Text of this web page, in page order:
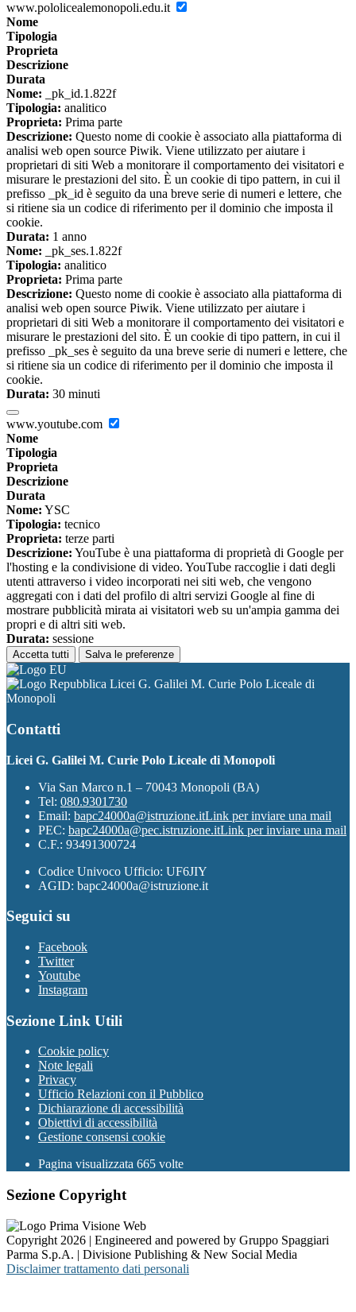
www.pololicealemonopoli.edu.it
Nome
Tipologia
Proprieta
Descrizione
Durata
Nome: _pk_id.1.822f
Tipologia: analitico
Proprieta: Prima parte
Descrizione: Questo nome di cookie è associato alla piattaforma di
analisi web open source Piwik. Viene utilizzato per aiutare i
proprietari di siti Web a monitorare il comportamento dei visitatori e
misurare le prestazioni del sito. È un cookie di tipo pattern, in cui il
prefisso _pk_id è seguito da una breve serie di numeri e lettere, che
si ritiene sia un codice di riferimento per il dominio che imposta il
cookie.
Durata: 1 anno
Nome: _pk_ses.1.822f
Tipologia: analitico
Proprieta: Prima parte
Descrizione: Questo nome di cookie è associato alla piattaforma di
analisi web open source Piwik. Viene utilizzato per aiutare i
proprietari di siti Web a monitorare il comportamento dei visitatori e
misurare le prestazioni del sito. È un cookie di tipo pattern, in cui il
prefisso _pk_ses è seguito da una breve serie di numeri e lettere, che
si ritiene sia un codice di riferimento per il dominio che imposta il
cookie.
Durata: 30 minuti
www.youtube.com
Nome
Tipologia
Proprieta
Descrizione
Durata
Nome: YSC
Tipologia: tecnico
Proprieta: terze parti
Descrizione: YouTube è una piattaforma di proprietà di Google per
l'hosting e la condivisione di video. YouTube raccoglie i dati degli
utenti attraverso i video incorporati nei siti web, che vengono
aggregati con i dati del profilo di altri servizi Google al fine di
mostrare pubblicità mirata ai visitatori web su un'ampia gamma dei
propri e di altri siti web.
Durata: sessione
Accetta tutti Salva le preferenze
Licei G. Galilei M. Curie Polo Liceale di
Monopoli
Contatti
Licei G. Galilei M. Curie Polo Liceale di Monopoli
Via San Marco n.1 – 70043 Monopoli (BA)
Tel: 080.9301730
Email: bapc24000a@istruzione.itLink per inviare una mail
PEC: bapc24000a@pec.istruzione.itLink per inviare una mail
C.F.: 93491300724
Codice Univoco Ufficio: UF6JIY
AGID: bapc24000a@istruzione.it
Seguici su
Facebook
Twitter
Youtube
Instagram
Sezione Link Utili
Cookie policy
Note legali
Privacy
Ufficio Relazioni con il Pubblico
Dichiarazione di accessibilità
Obiettivi di accessibilità
Gestione consensi cookie
Pagina visualizzata 665 volte
Sezione Copyright
Copyright 2026 | Engineered and powered by Gruppo Spaggiari
Parma S.p.A. | Divisione Publishing & New Social Media
Disclaimer trattamento dati personali